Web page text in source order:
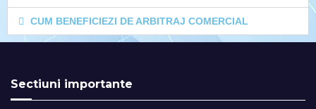
CUM BENEFICIEZI DE ARBITRAJ COMERCIAL
Sectiuni importante